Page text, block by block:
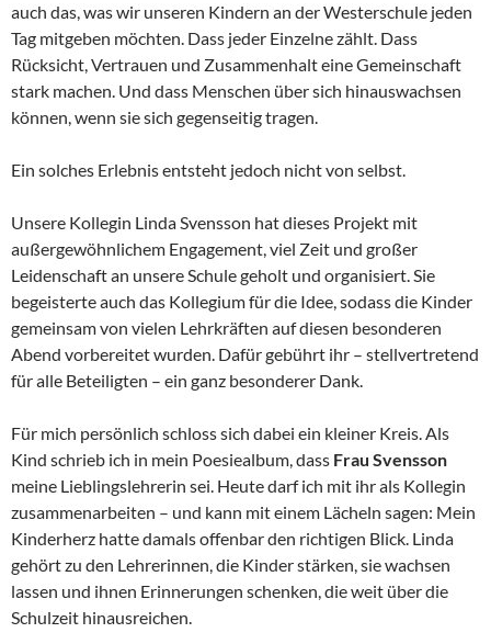
auch das, was wir unseren Kindern an der Westerschule jeden
Tag mitgeben möchten. Dass jeder Einzelne zählt. Dass
Rücksicht, Vertrauen und Zusammenhalt eine Gemeinschaft
stark machen. Und dass Menschen über sich hinauswachsen
können, wenn sie sich gegenseitig tragen.
Ein solches Erlebnis entsteht jedoch nicht von selbst.
Unsere Kollegin Linda Svensson hat dieses Projekt mit
außergewöhnlichem Engagement, viel Zeit und großer
Leidenschaft an unsere Schule geholt und organisiert. Sie
begeisterte auch das Kollegium für die Idee, sodass die Kinder
gemeinsam von vielen Lehrkräften auf diesen besonderen
Abend vorbereitet wurden. Dafür gebührt ihr – stellvertretend
für alle Beteiligten – ein ganz besonderer Dank.
Für mich persönlich schloss sich dabei ein kleiner Kreis. Als
Kind schrieb ich in mein Poesiealbum, dass Frau Svensson
meine Lieblingslehrerin sei. Heute darf ich mit ihr als Kollegin
zusammenarbeiten – und kann mit einem Lächeln sagen: Mein
Kinderherz hatte damals offenbar den richtigen Blick. Linda
gehört zu den Lehrerinnen, die Kinder stärken, sie wachsen
lassen und ihnen Erinnerungen schenken, die weit über die
Schulzeit hinausreichen.